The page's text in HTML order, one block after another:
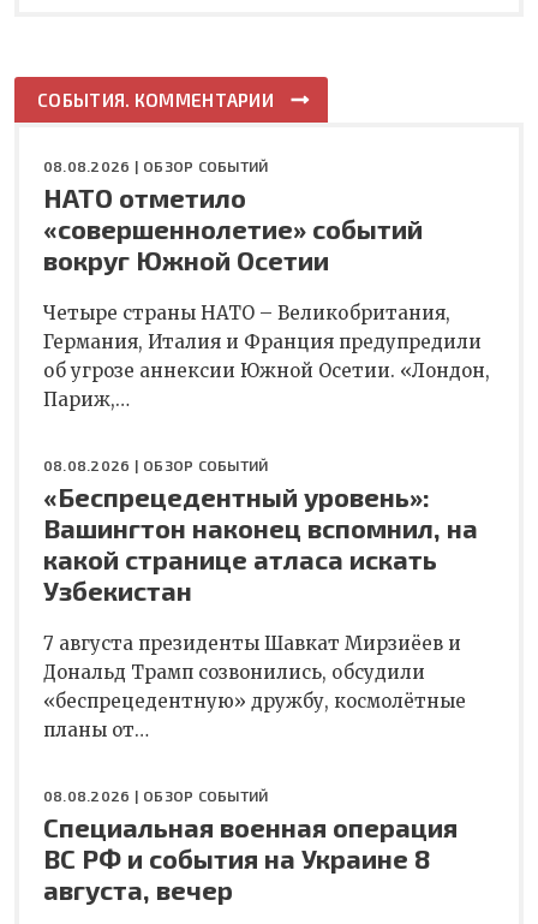
СОБЫТИЯ. КОММЕНТАРИИ
08.08.2026 | ОБЗОР СОБЫТИЙ
НАТО отметило
«совершеннолетие» событий
вокруг Южной Осетии
Четыре страны НАТО – Великобритания,
Германия, Италия и Франция предупредили
об угрозе аннексии Южной Осетии. «Лондон,
Париж,…
08.08.2026 | ОБЗОР СОБЫТИЙ
«Беспрецедентный уровень»:
Вашингтон наконец вспомнил, на
какой странице атласа искать
Узбекистан
7 августа президенты Шавкат Мирзиёев и
Дональд Трамп созвонились, обсудили
«беспрецедентную» дружбу, космолётные
планы от…
08.08.2026 | ОБЗОР СОБЫТИЙ
Специальная военная операция
ВС РФ и события на Украине 8
августа, вечер